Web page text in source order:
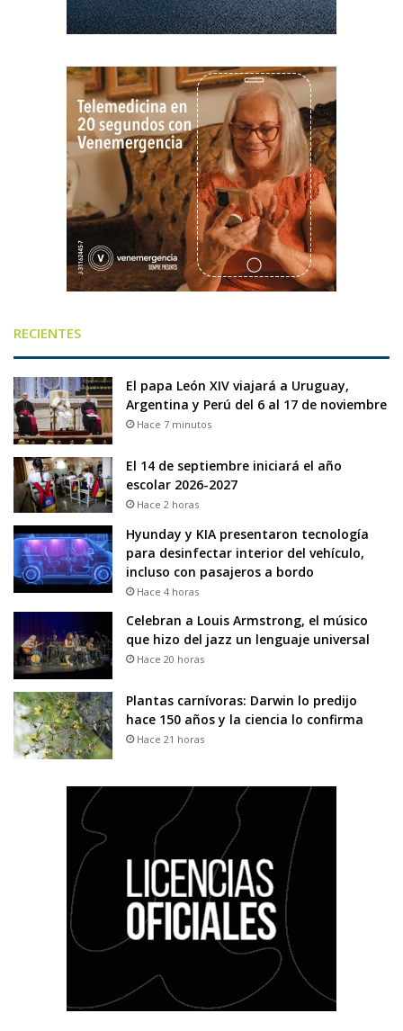
RECIENTES
El papa León XIV viajará a Uruguay,
Argentina y Perú del 6 al 17 de noviembre
Hace 7 minutos
El 14 de septiembre iniciará el año
escolar 2026-2027
Hace 2 horas
Hyunday y KIA presentaron tecnología
para desinfectar interior del vehículo,
incluso con pasajeros a bordo
Hace 4 horas
Celebran a Louis Armstrong, el músico
que hizo del jazz un lenguaje universal
Hace 20 horas
Plantas carnívoras: Darwin lo predijo
hace 150 años y la ciencia lo confirma
Hace 21 horas